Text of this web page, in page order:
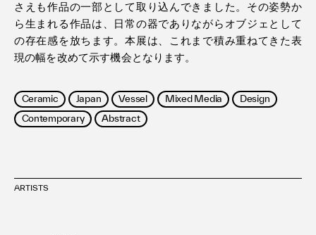
さえも作品の一部として取り込んできました。その姿勢か
ら生まれる作品は、日常の器でありながらオブジェとして
の存在感を放ちます。本展は、これまで積み重ねてきた表
現の幅を改めて示す機会となります。
Ceramic Japan Vessel Mixed Media
Design
Contemporary
Abstract
ARTISTS